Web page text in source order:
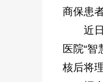
商保患
近
医院“
核后将